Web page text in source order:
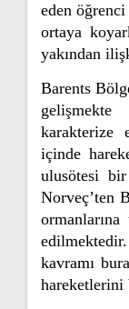
eden
ortaya
yakından
Barents
karakterize
içinde
ulusötesi
Norveç’ten
kavramı
hareketlerini